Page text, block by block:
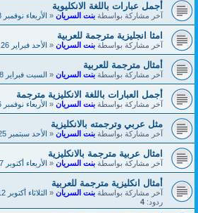
أجمل عبارات باللغة الانكليوية
آخر مشاركة بواسطةبنت السريان«الأربعاء نوفمبر 08, 2023 4:44 pm
امثا انجليزية مترجمة للعربية
آخر مشاركة بواسطةبنت السريان«الأحد فبراير 26, 2023 6:51 pm
أمثال مترجمة للعربية
آخر مشاركة بواسطةبنت السريان«السبت فبراير 18, 2023 4:19 pm
أجمل العبارات باللغة الانكليزية مترجمة
آخر مشاركة بواسطةبنت السريان«الأربعاء نوفمبر 16, 2022 3:21 pm
مثل عربي وترجمته بالانكليزية
آخر مشاركة بواسطةبنت السريان«الأحد سبتمبر 25, 2022 1:59 am
امثال عربية مترجمة بالانكليزية
آخر مشاركة بواسطةبنت السريان«الأربعاء أكتوبر 27, 2021 10:43 am
أمثال انكليزية مترجمة للعربية
آخر مشاركة بواسطةبنت السريان«الثلاثاء أكتوبر 12, 2021 8:28 pm
ردود: 4